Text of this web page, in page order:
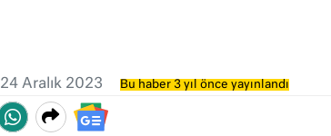
24 Aralık 2023 Bu haber 3 yıl önce yayınlandı